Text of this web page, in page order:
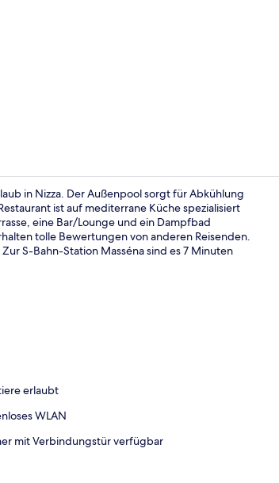
in Nizza. Der Außenpool sorgt für Abkühlung
ist auf mediterrane Küche spezialisiert
eine Bar/Lounge und ein Dampfbad
tolle Bewertungen von anderen Reisenden.
S-Bahn-Station Masséna sind es 7 Minuten
erlaubt
WLAN
mit Verbindungstür verfügbar